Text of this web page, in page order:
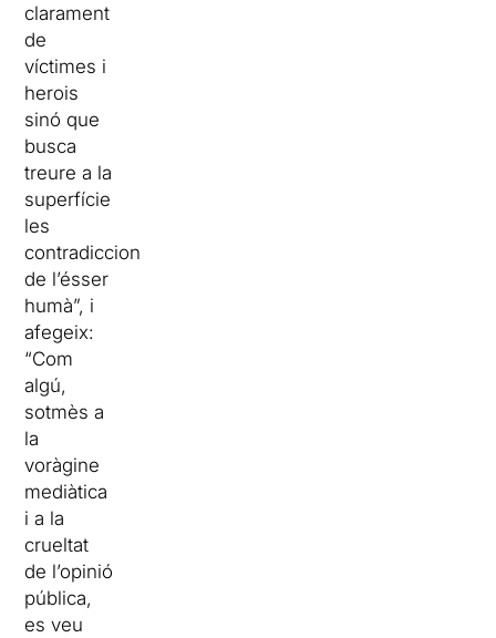
clarament
de
víctimes i
herois
sinó que
busca
treure a la
superfície
les
contradiccions
de l’ésser
humà”, i
afegeix:
“Com
algú,
sotmès a
la
voràgine
mediàtica
i a la
crueltat
de l’opinió
pública,
es veu